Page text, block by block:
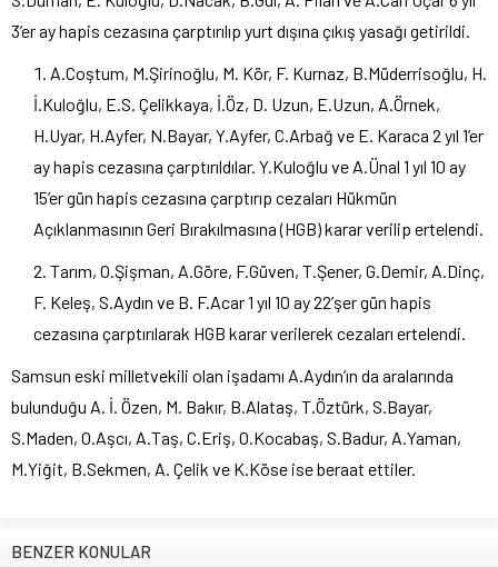
3’er ay hapis cezasına çarptırılıp yurt dışına çıkış yasağı getirildi.
A.Coştum, M.Şirinoğlu, M. Kör, F. Kurnaz, B.Müderrisoğlu, H.
İ.Kuloğlu, E.S. Çelikkaya, İ.Öz, D. Uzun, E.Uzun, A.Örnek,
H.Uyar, H.Ayfer, N.Bayar, Y.Ayfer, C.Arbağ ve E. Karaca 2 yıl 1’er
ay hapis cezasına çarptırıldılar. Y.Kuloğlu ve A.Ünal 1 yıl 10 ay
15’er gün hapis cezasına çarptırıp cezaları Hükmün
Açıklanmasının Geri Bırakılmasına (HGB) karar verilip ertelendi.
Tarım, O.Şişman, A.Göre, F.Güven, T.Şener, G.Demir, A.Dinç,
F. Keleş, S.Aydın ve B. F.Acar 1 yıl 10 ay 22’şer gün hapis
cezasına çarptırılarak HGB karar verilerek cezaları ertelendi.
Samsun eski milletvekili olan işadamı A.Aydın’ın da aralarında
bulunduğu A. İ. Özen, M. Bakır, B.Alataş, T.Öztürk, S.Bayar,
S.Maden, O.Aşcı, A.Taş, C.Eriş, O.Kocabaş, S.Badur, A.Yaman,
M.Yiğit, B.Sekmen, A. Çelik ve K.Köse ise beraat ettiler.
BENZER KONULAR